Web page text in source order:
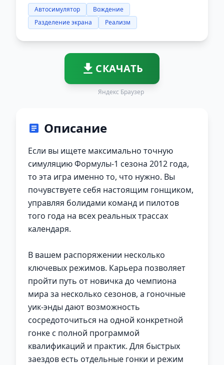
Автосимулятор
Вождение
Разделение экрана
Реализм
СКАЧАТЬ
Яндекс Браузер
Описание
Если вы ищете максимально точную
симуляцию Формулы-1 сезона 2012 года,
то эта игра именно то, что нужно. Вы
почувствуете себя настоящим гонщиком,
управляя болидами команд и пилотов
того года на всех реальных трассах
календаря.
В вашем распоряжении несколько
ключевых режимов. Карьера позволяет
пройти путь от новичка до чемпиона
мира за несколько сезонов, а гоночные
уик-энды дают возможность
сосредоточиться на одной конкретной
гонке с полной программой
квалификаций и практик. Для быстрых
заездов есть отдельные гонки и режим